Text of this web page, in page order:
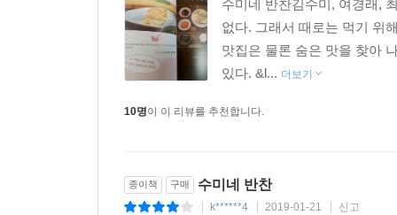
수미네 반찬김수미, 여경래,
없다. 그래서 때로는 먹기 위
맛집은 물론 숨은 맛을 찾아
있다. &l... 더보기
10명이 이 리뷰를 추천합니다.
종이책 구매 수미네 반찬
k******4 2019-01-21 신고